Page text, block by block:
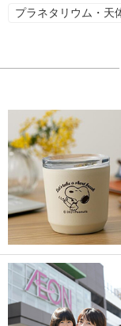
プラネタリウム・天